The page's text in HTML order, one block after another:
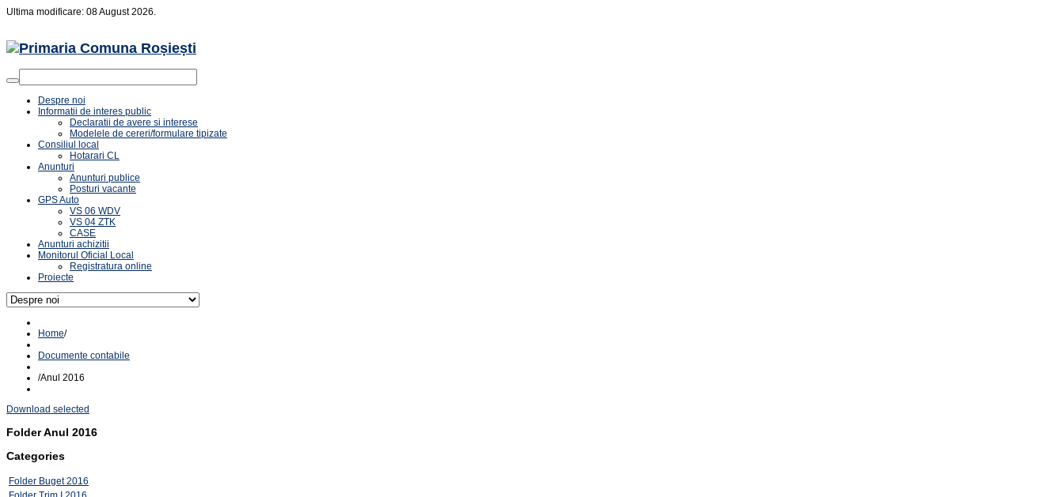
Ultima modificare: 08 August 2026.
Despre noi
Informatii de interes public
Declaratii de avere si interese
Modelele de cereri/formulare tipizate
Consiliul local
Hotarari CL
Anunturi
Anunturi publice
Posturi vacante
GPS Auto
VS 06 WDV
VS 04 ZTK
CASE
Anunturi achizitii
Monitorul Oficial Local
Registratura online
Proiecte
Home/
Documente contabile
/Anul 2016
Download selected
FolderAnul 2016
Categories
Folder Buget 2016